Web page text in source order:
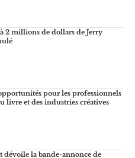
2 millions de dollars de Jerry
pour les professionnels
livre et des industries créatives
dévoile la bande-annonce de